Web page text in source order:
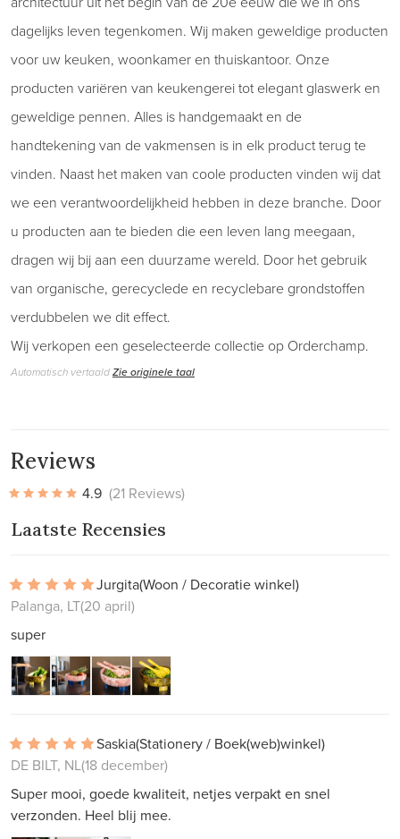
dagelijks leven tegenkomen. Wij maken geweldige producten
voor uw keuken, woonkamer en thuiskantoor. Onze
producten variëren van keukengerei tot elegant glaswerk en
geweldige pennen. Alles is handgemaakt en de
handtekening van de vakmensen is in elk product terug te
vinden. Naast het maken van coole producten vinden wij dat
we een verantwoordelijkheid hebben in deze branche. Door
u producten aan te bieden die een leven lang meegaan,
dragen wij bij aan een duurzame wereld. Door het gebruik
van organische, gerecyclede en recyclebare grondstoffen
verdubbelen we dit effect.
Wij verkopen een geselecteerde collectie op Orderchamp.
Automatisch vertaaldZie originele taal
Reviews
4.9 (21 Reviews)
Laatste Recensies
Jurgita(Woon / Decoratie winkel)
Palanga, LT(20 april)
super
Saskia(Stationery / Boek(web)winkel)
DE BILT, NL(18 december)
Super mooi, goede kwaliteit, netjes verpakt en snel
verzonden. Heel blij mee.